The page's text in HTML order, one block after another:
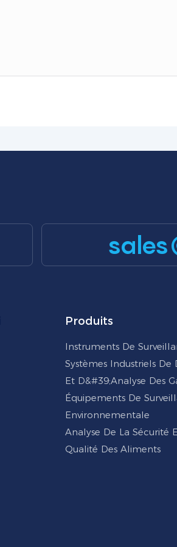
Produits
Instruments De
Systèmes Industriels De
Et D&#39;analyse Des
Équipements De
Environnementale
Analyse De La Sécurité
Qualité Des Aliments